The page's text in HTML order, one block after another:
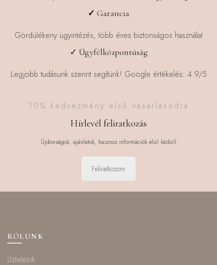
✓ Garancia
Gördülékeny ügyintézés, több éves biztonságos használat
✓ Ügyfélközpontúság
Legjobb tudásunk szerint segítünk! Google értékelés: 4.9/5
10% kedvezmény első vásárlásodra
Hírlevél feliratkozás
Újdonságok, ajánlatok, hasznos információk első kézből
Feliratkozom
RÓLUNK
Üzleteink